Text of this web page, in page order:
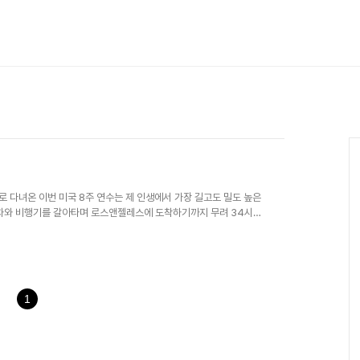
다녀온 이번 미국 8주 연수는 제 인생에서 가장 길고도 밀도 높은
비행기를 갈아타며 로스앤젤레스에 도착하기까지 무려 34시간
자마자 인앤아웃 버거를 먹고 할리우드를 돌며 미국에 왔음을 실감
1